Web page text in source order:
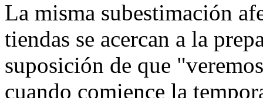
La misma subestimación
tiendas se acercan a la
suposición de que
cuando comience la